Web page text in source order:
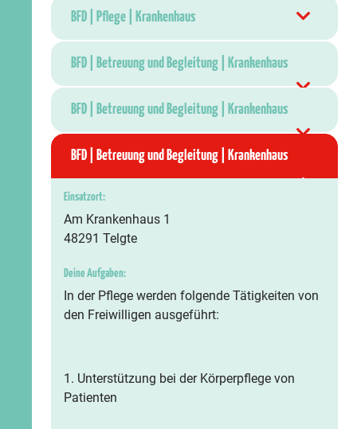
BFD | Pflege | Krankenhaus
BFD | Betreuung und Begleitung | Krankenhaus
BFD | Betreuung und Begleitung | Krankenhaus
BFD | Betreuung und Begleitung | Krankenhaus
Einsatzort:
Am Krankenhaus 1
48291 Telgte
Deine Aufgaben:
In der Pflege werden folgende Tätigkeiten von
den Freiwilligen ausgeführt:
1. Unterstützung bei der Körperpflege von
Patienten